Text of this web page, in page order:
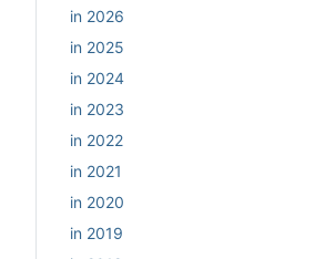
in 2026
in 2025
in 2024
in 2023
in 2022
in 2021
in 2020
in 2019